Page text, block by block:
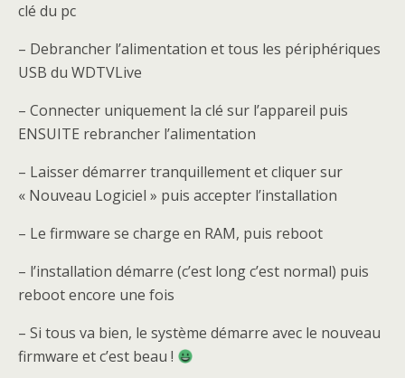
clé du pc
– Debrancher l’alimentation et tous les périphériques
USB du WDTVLive
– Connecter uniquement la clé sur l’appareil puis
ENSUITE rebrancher l’alimentation
– Laisser démarrer tranquillement et cliquer sur
« Nouveau Logiciel » puis accepter l’installation
– Le firmware se charge en RAM, puis reboot
– l’installation démarre (c’est long c’est normal) puis
reboot encore une fois
– Si tous va bien, le système démarre avec le nouveau
firmware et c’est beau !